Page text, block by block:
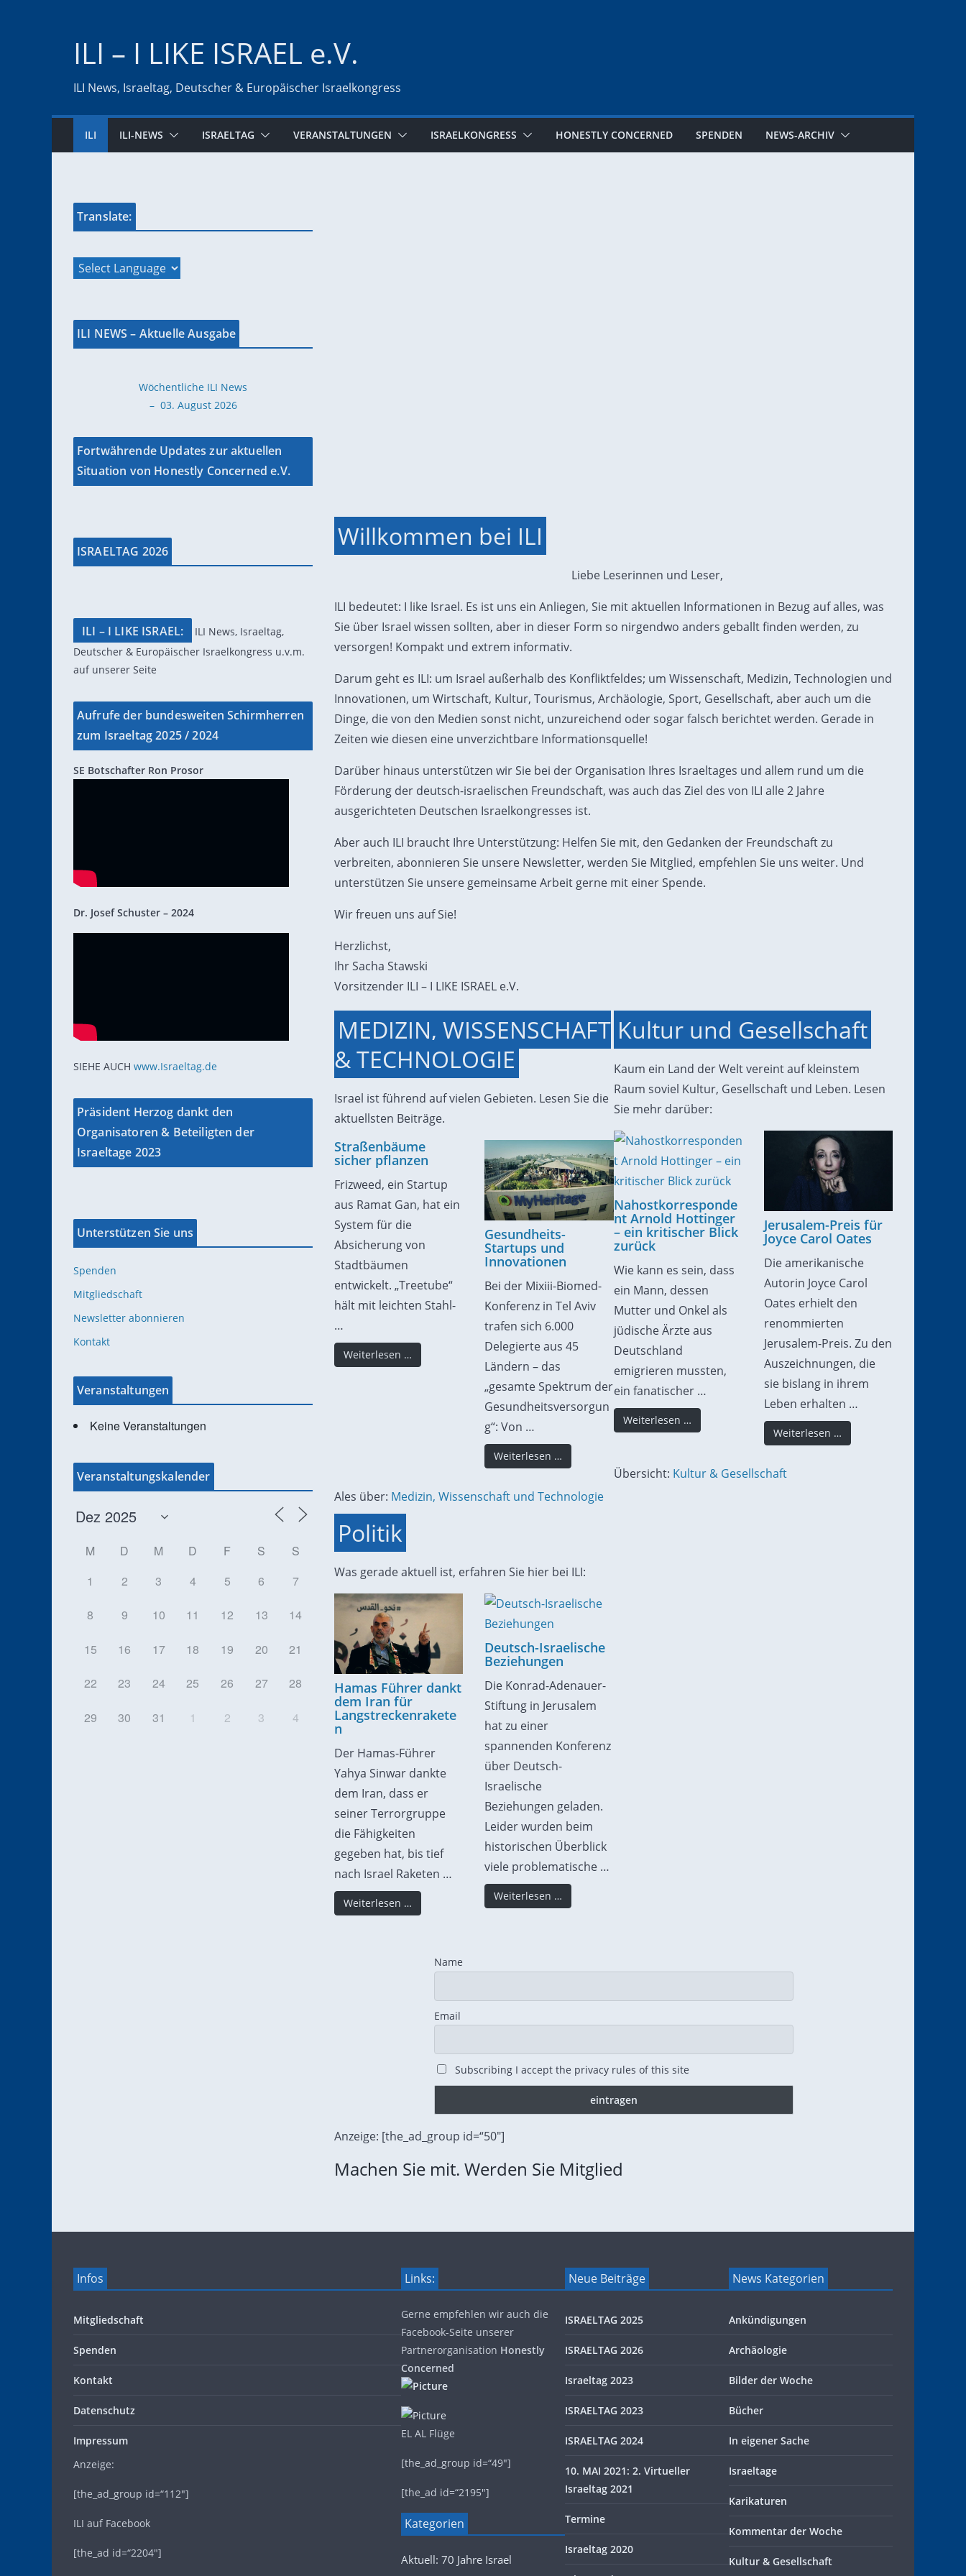
ILI – I LIKE ISRAEL e.V.
ILI News, Israeltag, Deutscher & Europäischer Israelkongress
ILI ILI-NEWS ISRAELTAG VERANSTALTUNGEN ISRAELKONGRESS HONESTLY CONCERNED SPENDEN NEWS-ARCHIV
Willkommen bei ILI
Liebe Leserinnen und Leser,
ILI bedeutet: I like Israel. Es ist uns ein Anliegen, Sie mit aktuellen Informationen in Bezug auf alles, was
Sie über Israel wissen sollten, aber in dieser Form so nirgendwo anders geballt finden werden, zu
versorgen! Kompakt und extrem informativ.
Darum geht es ILI: um Israel außerhalb des Konfliktfeldes; um Wissenschaft, Medizin, Technologien und
Innovationen, um Wirtschaft, Kultur, Tourismus, Archäologie, Sport, Gesellschaft, aber auch um die
Dinge, die von den Medien sonst nicht, unzureichend oder sogar falsch berichtet werden. Gerade in
Zeiten wie diesen eine unverzichtbare Informationsquelle!
Darüber hinaus unterstützen wir Sie bei der Organisation Ihres Israeltages und allem rund um die
Förderung der deutsch-israelischen Freundschaft, was auch das Ziel des von ILI alle 2 Jahre
ausgerichteten Deutschen Israelkongresses ist.
Aber auch ILI braucht Ihre Unterstützung: Helfen Sie mit, den Gedanken der Freundschaft zu
verbreiten, abonnieren Sie unsere Newsletter, werden Sie Mitglied, empfehlen Sie uns weiter. Und
unterstützen Sie unsere gemeinsame Arbeit gerne mit einer Spende.
Wir freuen uns auf Sie!
Herzlichst,
Ihr Sacha Stawski
Vorsitzender ILI – I LIKE ISRAEL e.V.
MEDIZIN, WISSENSCHAFT
& TECHNOLOGIE
Israel ist führend auf vielen Gebieten. Lesen Sie die
aktuellsten Beiträge.
Straßenbäume
sicher pflanzen
Frizweed, ein Startup
aus Ramat Gan, hat ein
System für die
Absicherung von
Stadtbäumen
entwickelt. „Treetube“
hält mit leichten Stahl-
…
Weiterlesen …
Gesundheits-
Startups und
Innovationen
Bei der Mixiii-Biomed-
Konferenz in Tel Aviv
trafen sich 6.000
Delegierte aus 45
Ländern – das
„gesamte Spektrum der
Gesundheitsversorgun
g“: Von …
Weiterlesen …
Ales über: Medizin, Wissenschaft und Technologie
Politik
Was gerade aktuell ist, erfahren Sie hier bei ILI:
Hamas Führer dankt
dem Iran für
Langstreckenrakete
n
Der Hamas-Führer
Yahya Sinwar dankte
dem Iran, dass er
seiner Terrorgruppe
die Fähigkeiten
gegeben hat, bis tief
nach Israel Raketen …
Weiterlesen …
Deutsch-Israelische
Beziehungen
Die Konrad-Adenauer-
Stiftung in Jerusalem
hat zu einer
spannenden Konferenz
über Deutsch-
Israelische
Beziehungen geladen.
Leider wurden beim
historischen Überblick
viele problematische …
Weiterlesen …
Kultur und Gesellschaft
Kaum ein Land der Welt vereint auf kleinstem
Raum soviel Kultur, Gesellschaft und Leben. Lesen
Sie mehr darüber:
Nahostkorresponde
nt Arnold Hottinger
– ein kritischer Blick
zurück
Wie kann es sein, dass
ein Mann, dessen
Mutter und Onkel als
jüdische Ärzte aus
Deutschland
emigrieren mussten,
ein fanatischer …
Weiterlesen …
Jerusalem-Preis für
Joyce Carol Oates
Die amerikanische
Autorin Joyce Carol
Oates erhielt den
renommierten
Jerusalem-Preis. Zu den
Auszeichnungen, die
sie bislang in ihrem
Leben erhalten …
Weiterlesen …
Übersicht: Kultur & Gesellschaft
Name
Email
Subscribing I accept the privacy rules of this site
Anzeige: [the_ad_group id=“50″]
Machen Sie mit. Werden Sie Mitglied
Translate:
ILI NEWS – Aktuelle Ausgabe
Wöchentliche ILI News
– 03. August 2026
Fortwährende Updates zur aktuellen
Situation von Honestly Concerned e.V.
ISRAELTAG 2026
ILI – I LIKE ISRAEL:
ILI News, Israeltag,
Deutscher & Europäischer Israelkongress u.v.m.
auf unserer Seite
Aufrufe der bundesweiten Schirmherren
zum Israeltag 2025 / 2024
SE Botschafter Ron Prosor
Dr. Josef Schuster – 2024
SIEHE AUCH www.Israeltag.de
Präsident Herzog dankt den
Organisatoren & Beteiligten der
Israeltage 2023
Unterstützen Sie uns
Spenden
Mitgliedschaft
Newsletter abonnieren
Kontakt
Veranstaltungen
Keine Veranstaltungen
Veranstaltungskalender
M D M D F S
S
1
2 3 4 5 6 7
8 9 10 11 12 13 14
15 16 17 18 19 20 21
22 23 24 25 26 27 28
29 30 31 1 2 3 4
Infos
Mitgliedschaft
Spenden
Kontakt
Datenschutz
Impressum
Anzeige:
[the_ad_group id=“112″]
ILI auf Facebook
[the_ad id=“2204″]
Links:
Gerne empfehlen wir auch die
Facebook-Seite unserer
Partnerorganisation Honestly
Concerned
EL AL Flüge
[the_ad_group id=“49″]
[the_ad id=“2195″]
Kategorien
Aktuell: 70 Jahre Israel
Neue Beiträge
ISRAELTAG 2025
ISRAELTAG 2026
Israeltag 2023
ISRAELTAG 2023
ISRAELTAG 2024
10. MAI 2021: 2. Virtueller
Israeltag 2021
Termine
Israeltag 2020
News Kategorien
Ankündigungen
Archäologie
Bilder der Woche
Bücher
In eigener Sache
Israeltage
Karikaturen
Kommentar der Woche
Kultur & Gesellschaft